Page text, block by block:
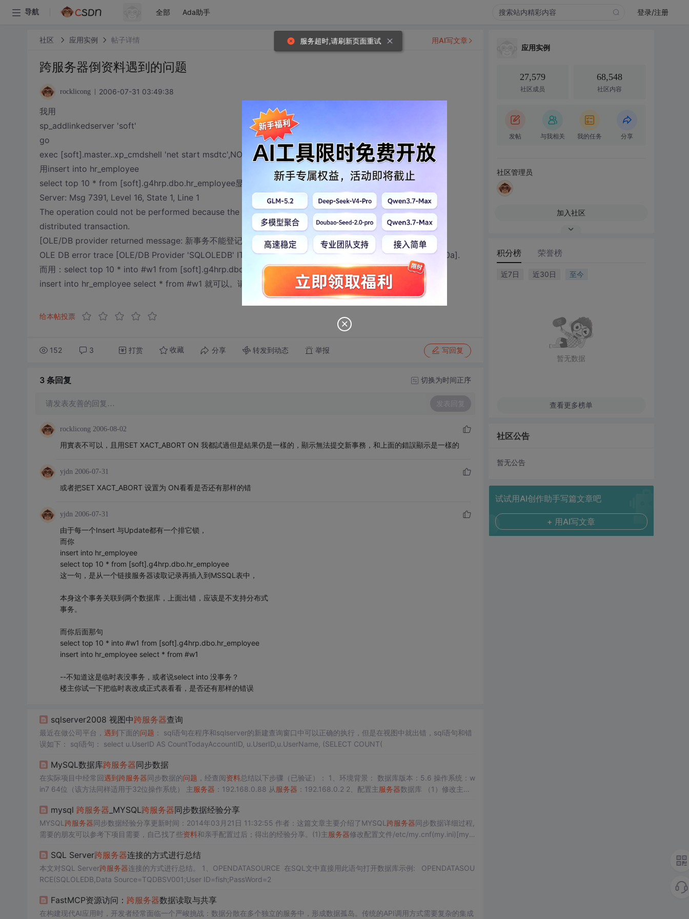
导航 全部 Ada助手 登录/注册
社区 应用实例 帖子详情
跨服务器倒资料遇到的问题
rocklicong 2006-07-31 03:49:38
我用
sp_addlinkedserver 'soft'
go
exec [soft].master..xp_cmdshell 'net start msdtc',NO_output
用insert into hr_employee
select top 10 * from [soft].g4hrp.dbo.hr_employee显示：
Server: Msg 7391, Level 16, State 1, Line 1
The operation could not be performed because the OLE DB provider 'SQLOLEDB' was unable to begin a
distributed transaction.
[OLE/DB provider returned message: 新事务不能登记到指定的事务处理器中。 ]
OLE DB error trace [OLE/DB Provider 'SQLOLEDB' ITransactionJoin::JoinTransaction returned 0x8004d00a].
而用：select top 10 * into #w1 from [soft].g4hrp.dbo.hr_employee
insert into hr_employee select * from #w1 就可以。请教一下各位高人问题出在哪，谢谢
给本帖投票
152 3 打赏 收藏 分享 转发到动态 举报 写回复
用AI写文章
3 条回复 切换为时间正序
请发表友善的回复… 发表回复
rocklicong 2006-08-02
用實表不可以，且用SET XACT_ABORT ON 我都試過但是結果仍是一樣的，顯示無法提交新事務，和上面的錯誤顯示是一樣的
yjdn 2006-07-31
或者把SET XACT_ABORT 设置为 ON看看是否还有那样的错
yjdn 2006-07-31
由于每一个Insert 与Update都有一个排它锁，
而你
insert into hr_employee
select top 10 * from [soft].g4hrp.dbo.hr_employee
这一句，是从一个链接服务器读取记录再插入到MSSQL表中，
本身这个事务关联到两个数据库，上面出错，应该是不支持分布式
事务。
而你后面那句
select top 10 * into #w1 from [soft].g4hrp.dbo.hr_employee
insert into hr_employee select * from #w1
--不知道这是临时表没事务，或者说select into 没事务？
楼主你试一下把临时表改成正式表看看，是否还有那样的错误
sqlserver2008 视图中跨服务器查询
最近在做公司平台， 遇到下面的问题 ： sql语句在程序和sqlserver的新建查询窗口中可以正确的执行，但是在视图中就出错，sql语句和错
误如下： sql语句： select u.UserID AS CountTodayAccountID, u.UserID,u.UserName, (SELECT COUNT(
MySQL数据库跨服务器同步数据
在实际项目中经常回遇到跨服务器同步数据的问题 ，经查阅资料总结以下步骤（已验证）： 1、环境背景： 数据库版本：5.6 操作系统：w
in7 64位（该方法同样适用于32位操作系统） 主服务器 ：192.168.0.88 从 服务器 ：192.168.0.2 2、配置主服务器数据库 （1）修改主 服
mysql 跨服务器 _MYSQL跨服务器同步数据经验分享
MYSQL 跨服务器 同步数据经验分享更新时间：2014年03月21日 11:32:55 作者：这篇文章主要介绍了MYSQL 跨服务器同步数据详细过程,
需要的朋友可以参考下项目需要，自己找了些资料和亲手配置过后；得出的经验分享。(1)主服务器修改配置文件/etc/my.cnf(my.ini)[mys
SQL Server跨服务器连接的方式进行总结
本文对SQL Server跨服务器连接的方式进行总结。 1、OPENDATASOURCE 在SQL文中直接用此语句打开数据库示例: OPENDATASOU
RCE(SQLOLEDB,Data Source=TQDBSV001;User ID=fish;PassWord=2
FastMCP资源访问： 跨服务器数据读取与共享
在构建现代AI应用时，开发者经常面临一个严峻挑战：数据分散在多个独立的服务中，形成数据孤岛。传统的API调用方式需要复杂的集成
应用实例
27,579
社区成员
68,548
社区内容
发帖 与我相关 我的任务 分享
社区管理员
加入社区
积分榜 荣誉榜
近7日 近30日 至今
暂无数据
查看更多榜单
社区公告
暂无公告
试试用AI创作助手写篇文章吧
+ 用AI写文章
服务超时,请刷新页面重试